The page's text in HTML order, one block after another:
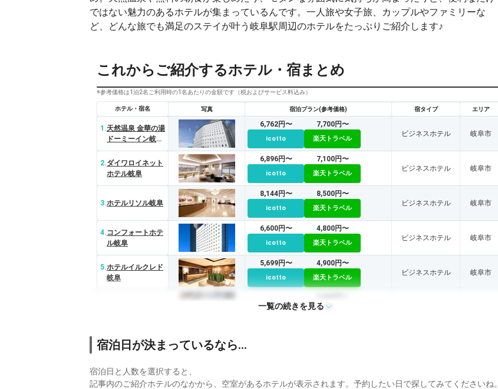
ではない魅力のあるホテルが集まっているんです。一人旅や女子旅、カップルやファミリーな
ど、どんな旅でも満足のステイが叶う岐阜駅周辺のホテルをたっぷりご紹介します♪
これからご紹介するホテル・宿まとめ
※参考価格は1泊2名ご利用時の1名あたりの金額です（税およびサービス料込み）
ホテル・宿名 写真 宿泊プラン(参考価格) 宿タイプ エリア
1.天然温泉 金華の湯
ドーミーイン岐阜
駅前
6,762円〜
icotto
7,700円〜
楽天トラベル
ビジネスホテル 岐阜市
2.ダイワロイネット
ホテル岐阜
6,896円〜
icotto
7,100円〜
楽天トラベル
ビジネスホテル 岐阜市
3.ホテルリソル岐阜
8,144円〜
icotto
8,500円〜
楽天トラベル
ビジネスホテル 岐阜市
4.コンフォートホテ
ル岐阜
6,600円〜
icotto
4,800円〜
楽天トラベル
ビジネスホテル 岐阜市
5.ホテルイルクレド
岐阜
5,699円〜
icotto
4,900円〜
楽天トラベル
ビジネスホテル 岐阜市
icotto 楽天トラベル
7.
ホテルリブマック
ス岐阜駅前
8. 岐阜キャッスルイ
ン
icotto 楽天トラベル
一覧の続きを見る
宿泊日が決まっているなら…
宿泊日と人数を選択すると、
記事内のご紹介ホテルのなかから、空室があるホテルが表示されます。予約したい日で探してみてくださいね。